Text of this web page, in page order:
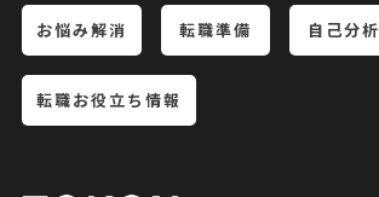
お悩み解消 転職準備 自己分析
転職お役立ち情報